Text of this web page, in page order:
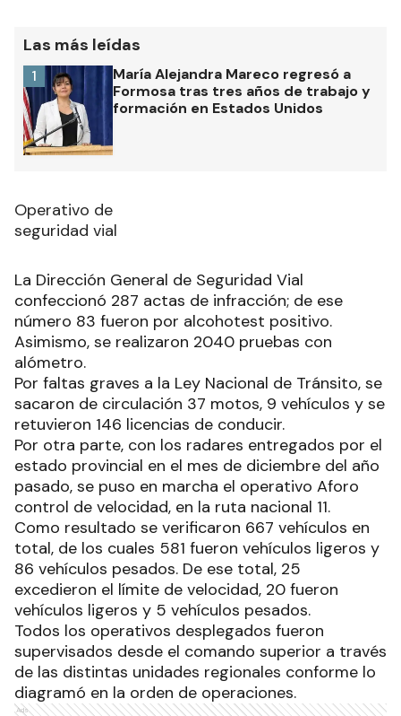
Las más leídas
María Alejandra Mareco regresó a
Formosa tras tres años de trabajo y
formación en Estados Unidos
1
Operativo de
seguridad vial
La Dirección General de Seguridad Vial
confeccionó 287 actas de infracción; de ese
número 83 fueron por alcohotest positivo.
Asimismo, se realizaron 2040 pruebas con
alómetro.
Por faltas graves a la Ley Nacional de Tránsito, se
sacaron de circulación 37 motos, 9 vehículos y se
retuvieron 146 licencias de conducir.
Por otra parte, con los radares entregados por el
estado provincial en el mes de diciembre del año
pasado, se puso en marcha el operativo Aforo
control de velocidad, en la ruta nacional 11.
Como resultado se verificaron 667 vehículos en
total, de los cuales 581 fueron vehículos ligeros y
86 vehículos pesados. De ese total, 25
excedieron el límite de velocidad, 20 fueron
vehículos ligeros y 5 vehículos pesados.
Todos los operativos desplegados fueron
supervisados desde el comando superior a través
de las distintas unidades regionales conforme lo
diagramó en la orden de operaciones.
Ads